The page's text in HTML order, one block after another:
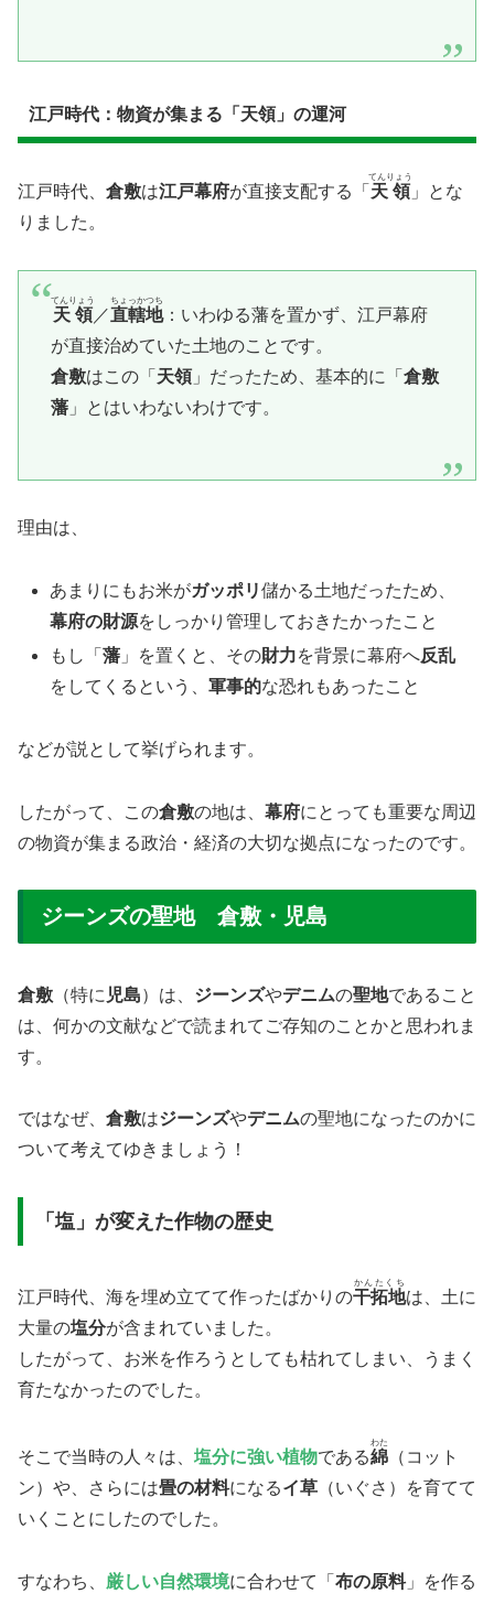
江戸時代：物資が集まる「天領」の運河
​江戸時代、 倉敷は江戸幕府が直接支配する「 天領
てんりょう
」とな
りました。
天領
てんりょう
／直轄地
ちょっかつち
：いわゆる藩を置かず、江戸幕府
が直接治めていた土地のことです。
倉敷はこの「 天領」だったため、基本的に「 倉敷
藩」とはいわないわけです。
理由は、
あまりにもお米がガッポリ儲かる土地だったため、
幕府の財源をしっかり管理しておきたかったこと
もし「藩 」を置くと、その財力を背景に幕府へ反乱
をしてくるという、軍事的な恐れもあったこと
などが説として挙げられます。
したがって、この倉敷の地は、 幕府にとっても重要な周辺
の物資が集まる政治・経済の大切な拠点になったのです。
ジーンズの聖地 倉敷・児島
倉敷 （特に 児島）は、 ジーンズやデニムの聖地であること
は、何かの文献などで読まれてご存知のことかと思われま
す。
ではなぜ、 倉敷はジーンズやデニムの聖地になったのかに
ついて考えてゆきましょう！
​「塩」が変えた作物の歴史
​江戸時代、海を埋め立てて作ったばかりの干拓地
かんたくち
は、土に
大量の塩分が含まれていました。
したがって、お米を作ろうとしても枯れてしまい、うまく
育たなかったのでした。
そこで当時の人々は、 塩分に強い植物である綿
わた
（コット
ン）や、さらには畳の材料になるイ草 （いぐさ）を育てて
いくことにしたのでした。
すなわち、 厳しい自然環境に合わせて「 布の原料」を作る